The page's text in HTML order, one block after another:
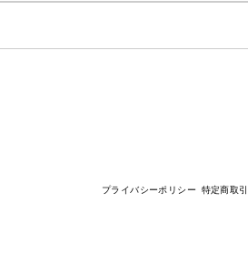
プライバシーポリシー 特定商取